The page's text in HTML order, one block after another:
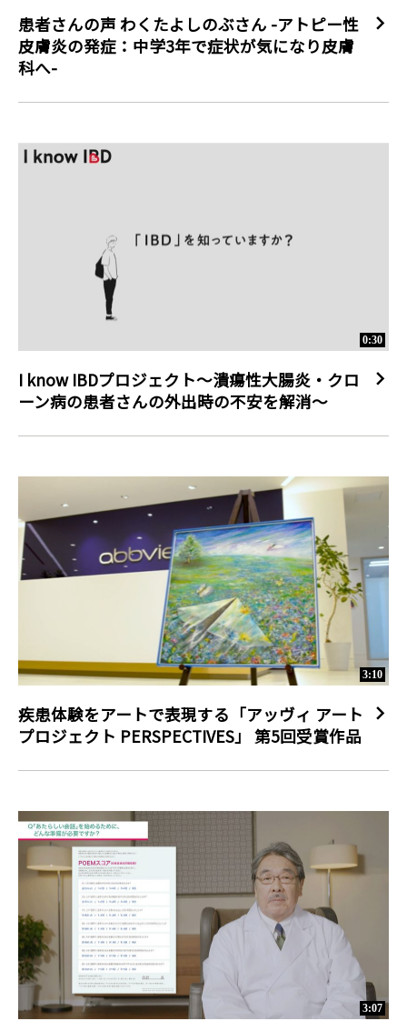
患者さんの声 わくたよしのぶさん -アトピー性
皮膚炎の発症：中学3年で症状が気になり皮膚
科へ-
0:30
I know IBDプロジェクト～潰瘍性大腸炎・クロ
ーン病の患者さんの外出時の不安を解消～
3:10
疾患体験をアートで表現する「アッヴィ アート
プロジェクト PERSPECTIVES」 第5回受賞作品
3:07